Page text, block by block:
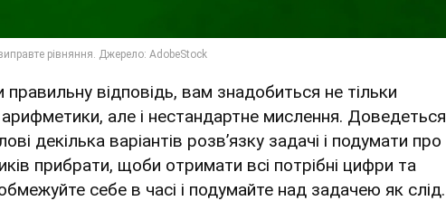
відповідь, вам знадобиться не тільки
арифметики, але і нестандартне мислення. Доведеться
декілька варіантів розв’язку задачі і подумати про
прибрати, щоби отримати всі потрібні цифри та
себе в часі і подумайте над задачею як слід.